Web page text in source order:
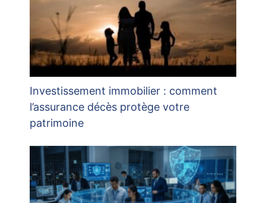
Investissement immobilier : comment
l’assurance décès protège votre
patrimoine